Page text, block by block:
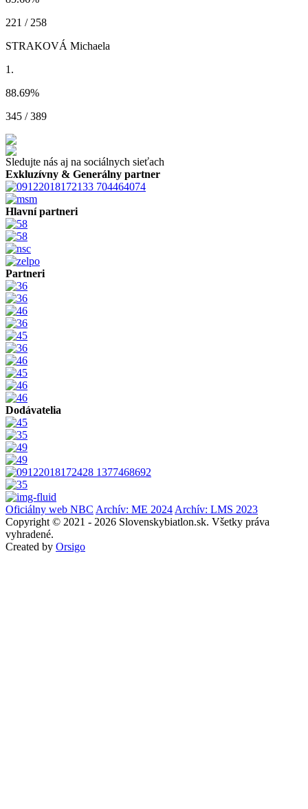
221 / 258
STRAKOVÁ Michaela
1.
88.69%
345 / 389
Sledujte nás aj na sociálnych sieťach
Exkluzívny & Generálny partner
Hlavní partneri
Partneri
Dodávatelia
Oficiálny web NBC Archív: ME 2024 Archív: LMS 2023
Copyright © 2021 - 2026 Slovenskybiatlon.sk. Všetky práva
vyhradené.
Created by Orsigo